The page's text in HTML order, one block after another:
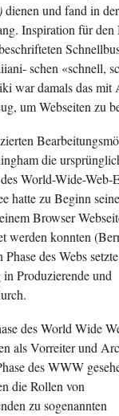
dienen und fand in der
Inspiration für den
schen «schnell,
war damals das mit
um Webseiten zu
die
World-Wide-Web-
hatte zu Beginn
Browser
werden konnten
des Webs
Produzierende und
des World Wide
als Vorreiter und
des WWW
die Rollen von
zu sogenannten